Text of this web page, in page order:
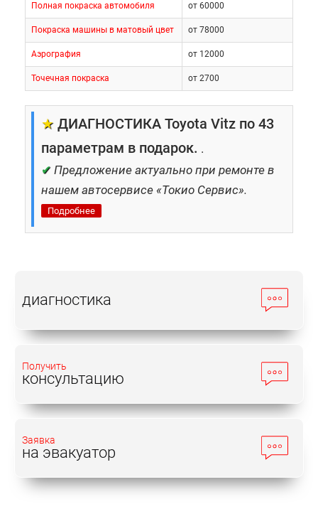
Полная покраска автомобиля от 60000
Покраска машины в матовый цвет от 78000
Аэрография от 12000
Точечная покраска от 2700
★ ДИАГНОСТИКА Toyota Vitz по 43
параметрам в подарок. .
✔ Предложение актуально при ремонте в
нашем автосервисе «Токио Сервис».
Подробнее
диагностика
Получить
консультацию
Заявка
на эвакуатор